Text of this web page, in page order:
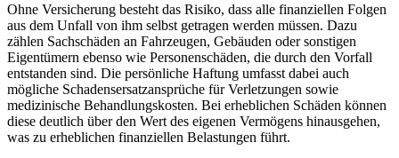
Ohne Versicherung besteht das Risiko, dass alle finanziellen Folgen
aus dem Unfall von ihm selbst getragen werden müssen. Dazu
zählen Sachschäden an Fahrzeugen, Gebäuden oder sonstigen
Eigentümern ebenso wie Personenschäden, die durch den Vorfall
entstanden sind. Die persönliche Haftung umfasst dabei auch
mögliche Schadensersatzansprüche für Verletzungen sowie
medizinische Behandlungskosten. Bei erheblichen Schäden können
diese deutlich über den Wert des eigenen Vermögens hinausgehen,
was zu erheblichen finanziellen Belastungen führt.